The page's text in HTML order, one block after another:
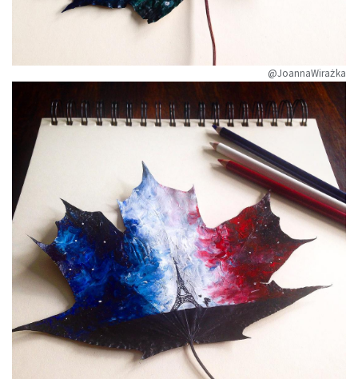
@JoannaWirażka